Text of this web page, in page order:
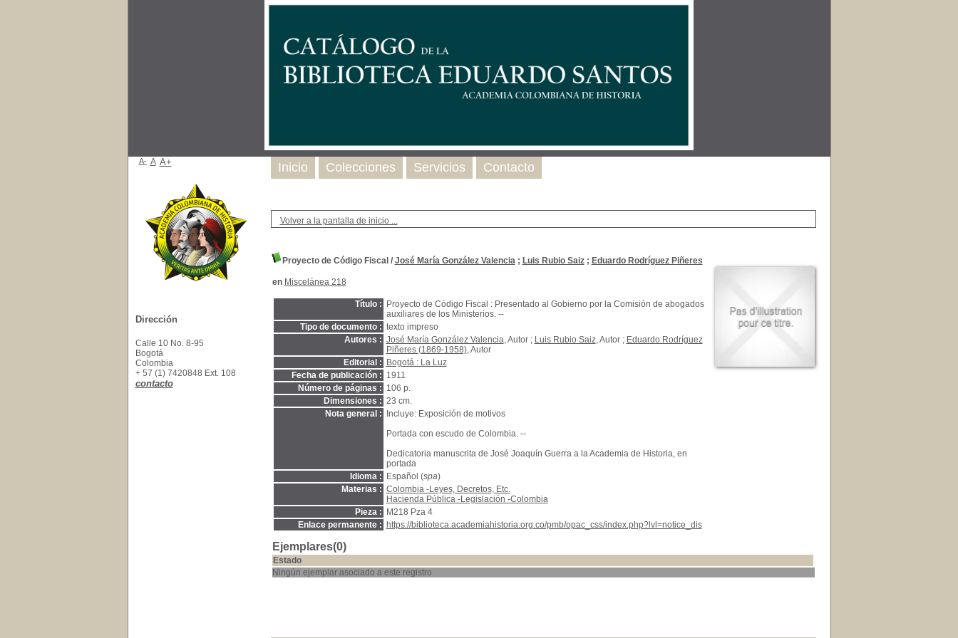
Volver a la pantalla de inicio ...
Proyecto de Código Fiscal / José María González Valencia; Luis Rubio Saiz; Eduardo Rodríguez Piñeres
en Miscelánea 218
Título :
Proyecto de Código Fiscal : Presentado al Gobierno por la Comisión de abogados
auxiliares de los Ministerios. --
Tipo de documento : texto impreso
Autores : José María González Valencia, Autor ; Luis Rubio Saiz, Autor ; Eduardo Rodríguez
Piñeres (1869-1958), Autor
Editorial :
Bogotá : La Luz
Fecha de publicación : 1911
Número de páginas : 106 p.
Dimensiones : 23 cm.
Nota general :
Incluye: Exposición de motivos
Portada con escudo de Colombia. --
Dedicatoria manuscrita de José Joaquín Guerra a la Academia de Historia, en
portada
Idioma :
Español (spa)
Materias : Colombia -Leyes, Decretos, Etc.
Hacienda Pública -Legislación -Colombia
Pieza :
M218 Pza 4
Enlace permanente :
https://biblioteca.academiahistoria.org.co/pmb/opac_css/index.php?lvl=notice_dis
Ejemplares(0)
Estado
Ningún ejemplar asociado a este registro
Inicio Colecciones Servicios Contacto
A- A A+
Dirección
Calle 10 No. 8-95
Bogotá
Colombia
+ 57 (1) 7420848 Ext. 108
contacto